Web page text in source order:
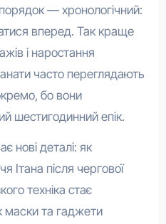
— хронологічний:
вперед. Так краще
і наростання
часто переглядають
бо вони
шестигодинний епік.
нові деталі: як
Ітана після чергової
техніка стає
маски та гаджети